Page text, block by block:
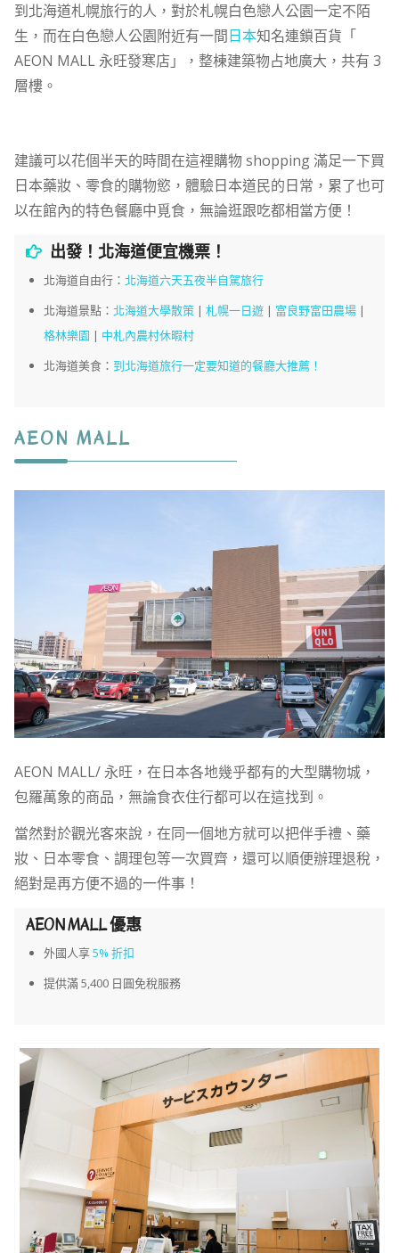
到北海道札幌旅行的人，對於札幌白色戀人公園一定不陌
生，而在白色戀人公園附近有一間日本知名連鎖百貨「
AEON MALL 永旺發寒店」，整棟建築物占地廣大，共有 3
層樓。
建議可以花個半天的時間在這裡購物 shopping 滿足一下買
日本藥妝、零食的購物慾，體驗日本道民的日常，累了也可
以在館內的特色餐廳中覓食，無論逛跟吃都相當方便！
出發！北海道便宜機票！
北海道自由行： 北海道六天五夜半自駕旅行
北海道景點： 北海道大學散策| 札幌一日遊| 富良野富田農場|
格林樂園 | 中札內農村休暇村
北海道美食： 到北海道旅行一定要知道的餐廳大推薦！
AEON MALL
AEON MALL/ 永旺，在日本各地幾乎都有的大型購物城，
包羅萬象的商品，無論食衣住行都可以在這找到。
當然對於觀光客來說，在同一個地方就可以把伴手禮、藥
妝、日本零食、調理包等一次買齊，還可以順便辦理退稅，
絕對是再方便不過的一件事！
AEON MALL 優惠
外國人享5% 折扣
提供滿 5,400 日圓免稅服務